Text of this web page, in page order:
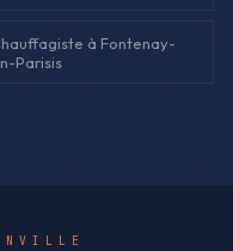
à Fontenay-
Parisis